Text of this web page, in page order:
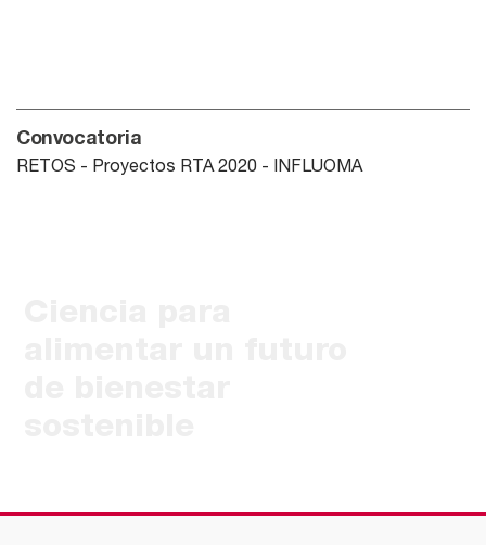
Convocatoria
RETOS - Proyectos RTA 2020 - INFLUOMA